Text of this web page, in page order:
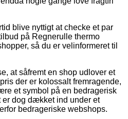
blive nyttigt at checke et par
på Regnerulle thermo
så du er velinformeret til
at såfremt en shop udlover et
der er kolossalt fremragende,
et symbol på en bedragerisk
er dog dækket ind under et
bedrageriske webshops.